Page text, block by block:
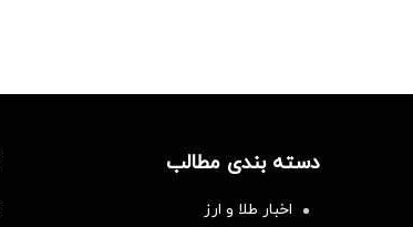
دسته بندی مطالب
اخبار طلا و ارز